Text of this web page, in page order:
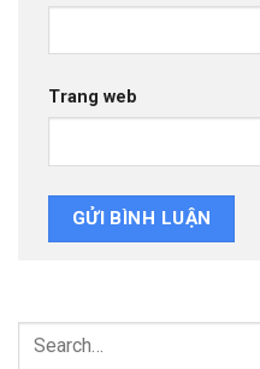
Trang web